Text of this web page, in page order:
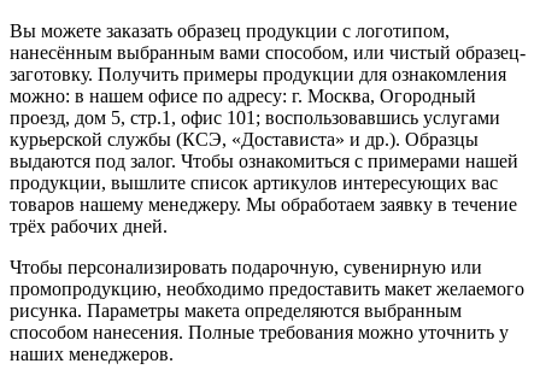
Вы можете заказать образец продукции с логотипом,
нанесённым выбранным вами способом, или чистый образец-
заготовку. Получить примеры продукции для ознакомления
можно: в нашем офисе по адресу: г. Москва, Огородный
проезд, дом 5, стр.1, офис 101; воспользовавшись услугами
курьерской службы (КСЭ, «Достависта» и др.). Образцы
выдаются под залог. Чтобы ознакомиться с примерами нашей
продукции, вышлите список артикулов интересующих вас
товаров нашему менеджеру. Мы обработаем заявку в течение
трёх рабочих дней.
Чтобы персонализировать подарочную, сувенирную или
промопродукцию, необходимо предоставить макет желаемого
рисунка. Параметры макета определяются выбранным
способом нанесения. Полные требования можно уточнить у
наших менеджеров.